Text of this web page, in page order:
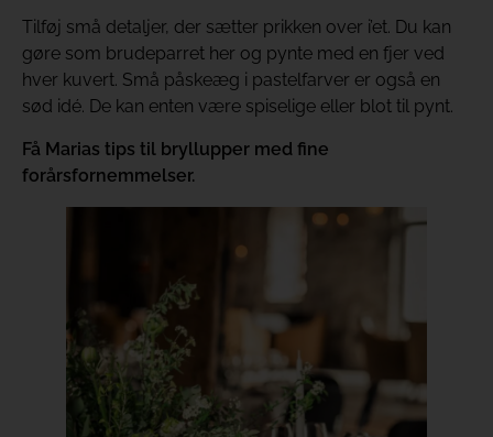
Tilføj små detaljer, der sætter prikken over i’et. Du kan
gøre som brudeparret her og pynte med en fjer ved
hver kuvert. Små påskeæg i pastelfarver er også en
sød idé. De kan enten være spiselige eller blot til pynt.
Få Marias tips til bryllupper med fine
forårsfornemmelser.